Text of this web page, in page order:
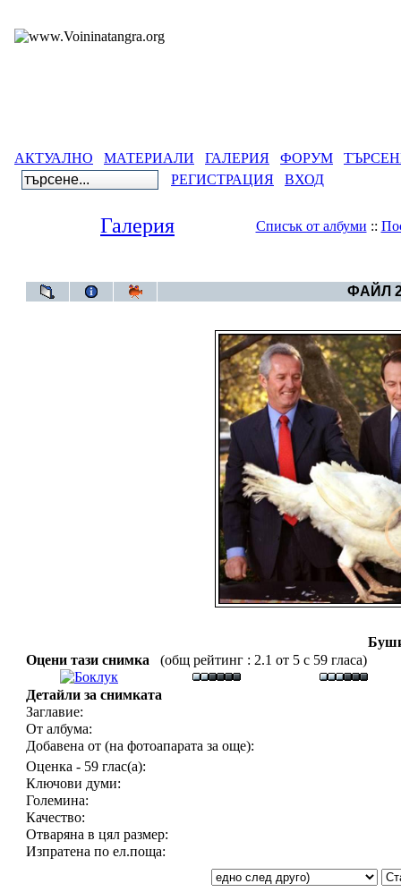
АКТУАЛНО МАТЕРИАЛИ ГАЛЕРИЯ ФОРУМ
РЕГИСТРАЦИЯ
ВХОД
Галерия Списък от албуми ::
ФАЙЛ
Оцени тази снимка
(общ рейтинг : 2.1 от 5 с 59 гласа)
Детайли за снимката
Заглавие:
От албума:
Добавена от (на фотоапарата за още):
Оценка - 59 глас(а):
Ключови думи:
Големина:
Качество:
Отваряна в цял размер:
Изпратена по ел.поща: